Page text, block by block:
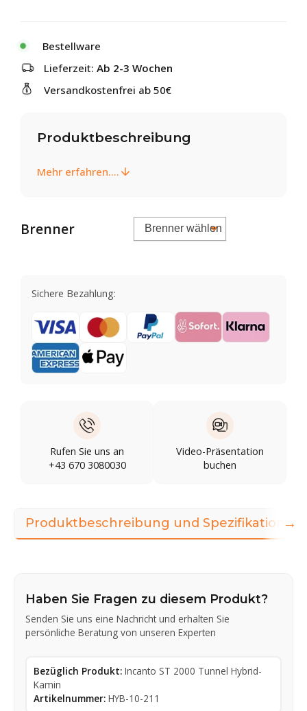
Bestellware
Lieferzeit: Ab 2-3 Wochen
Versandkostenfrei ab 50€
Produktbeschreibung
Mehr erfahren....
Brenner
Sichere Bezahlung:
Rufen Sie uns an
+43 670 3080030
Video-Präsentation
buchen
Produktbeschreibung und Spezifikationen
Haben Sie Fragen zu diesem Produkt?
Senden Sie uns eine Nachricht und erhalten Sie
persönliche Beratung von unseren Experten
Bezüglich Produkt: Incanto ST 2000 Tunnel Hybrid-
Kamin
Artikelnummer: HYB-10-211
→